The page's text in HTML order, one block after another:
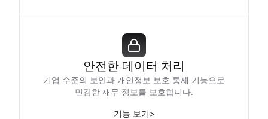
안전한 데이터 처리
기업 수준의 보안과 개인정보 보호 통제 기능으로
민감한 재무 정보를 보호합니다.
기능 보기>